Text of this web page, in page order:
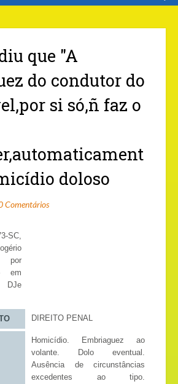
que "A
do condutor do
si só,ñ faz o
doloso
Comentários
SC,
por
em
DIREITO PENAL
Homicídio. Embriaguez ao
volante. Dolo eventual.
Ausência de circunstâncias
excedentes ao tipo.